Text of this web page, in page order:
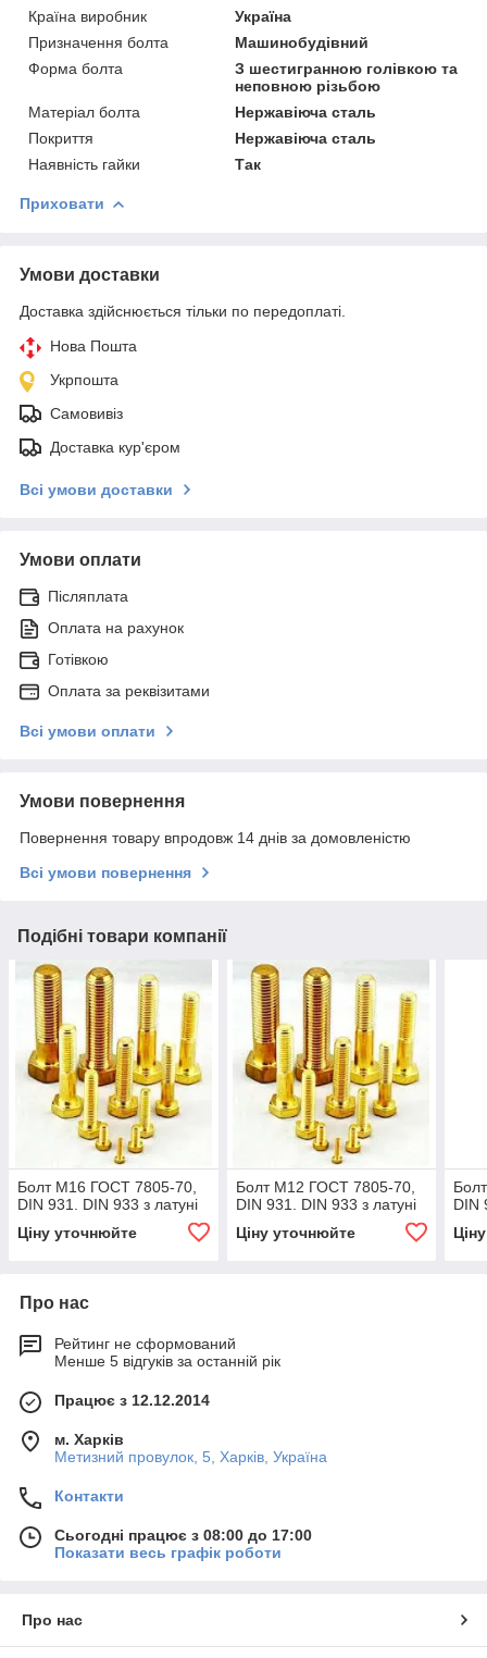
Країна виробник
Україна
Призначення болта
Машинобудівний
Форма болта
З шестигранною голівкою та
неповною різьбою
Матеріал болта
Нержавіюча сталь
Покриття
Нержавіюча сталь
Наявність гайки
Так
Приховати
Умови доставки
Доставка здійснюється тільки по передоплаті.
Нова Пошта
Укрпошта
Самовивіз
Доставка кур'єром
Всі умови доставки
Умови оплати
Післяплата
Оплата на рахунок
Готівкою
Оплата за реквізитами
Всі умови оплати
Умови повернення
Повернення товару впродовж 14 днів за домовленістю
Всі умови повернення
Подібні товари компанії
Болт М16 ГОСТ 7805-70,
DIN 931. DIN 933 з латуні
Ціну уточнюйте
Болт М12 ГОСТ 7805-70,
DIN 931. DIN 933 з латуні
Ціну уточнюйте
DIN
Про нас
Рейтинг не сформований
Менше 5 відгуків за останній рік
Працює з 12.12.2014
м. Харків
Метизний провулок, 5, Харків, Україна
Контакти
Сьогодні працює з 08:00 до 17:00
Показати весь графік роботи
Про нас